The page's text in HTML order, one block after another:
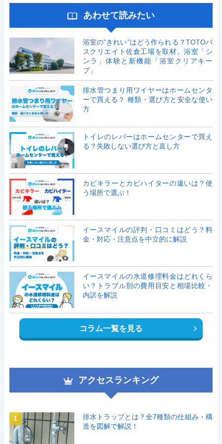
あわせて読みたい
浴室の”きれい”はどう作られる？TOTOバ
スクリエイト佐倉工場を取材。浴室「シ
ンラ」体験と新機能「浴室クリアキー
プ」
排水管つまり用ワイヤーはホームセンタ
ーで買える？ 種類・選び方と安全な使い
方
トイレのレバーはホームセンターで買え
る？失敗しない選び方と直し方
カビキラーとカビハイターの違いは？使
う場所で選ぶ！
イースマイルの評判・口コミはどう？料
金・対応・注意点を中立的に解説
イースマイルの水道修理料金はどれくら
い？トラブル別の費用目安と相場比較・
内訳を解説
コラム一覧を見る
アクセスランキング
1
排水トラップとは？全7種類の仕組み・構
造を図解で解説！